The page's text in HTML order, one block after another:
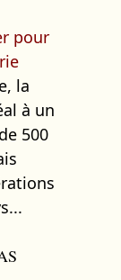
pour
la
à un
500